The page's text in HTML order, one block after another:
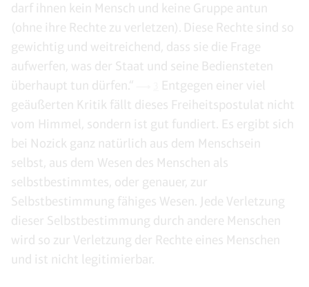
darf ihnen kein Mensch und keine Gruppe antun
(ohne ihre Rechte zu verletzen). Diese Rechte sind so
gewichtig und weitreichend, dass sie die Frage
aufwerfen, was der Staat und seine Bediensteten
überhaupt tun dürfen.“
Entgegen einer viel
geäußerten Kritik fällt dieses Freiheitspostulat nicht
vom Himmel, sondern ist gut fundiert. Es ergibt sich
bei Nozick ganz natürlich aus dem Menschsein
selbst, aus dem Wesen des Menschen als
selbstbestimmtes, oder genauer, zur
Selbstbestimmung fähiges Wesen. Jede Verletzung
dieser Selbstbestimmung durch andere Menschen
wird so zur Verletzung der Rechte eines Menschen
und ist nicht legitimierbar.